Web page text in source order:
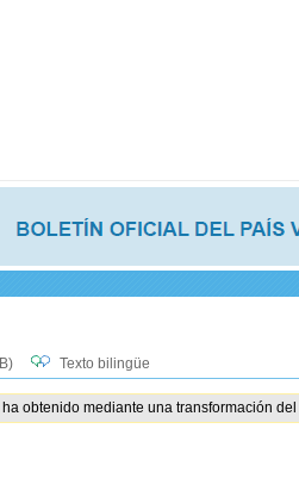
Texto bilingüe
obtenido mediante una transformación